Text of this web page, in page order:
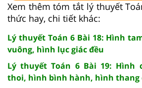
Xem thêm tóm tắt lý thuyết
thức hay, chi tiết khác:
Lý thuyết Toán 6 Bài 18: Hình
vuông, hình lục giác đều
Lý thuyết Toán 6 Bài 19: Hình
thoi, hình bình hành, hình thang